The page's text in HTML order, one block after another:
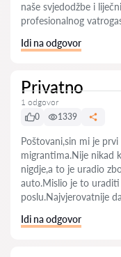
naše svjedodžbe i
profesionalnog
Idi na odgovor
Privatno
1 odgovor
0
1339
Poštovani,sin mi je
migrantima.Nije nikad
nigdje,a to je uradio
auto.Mislio je to
poslu.Najvjerovatnije
Idi na odgovor